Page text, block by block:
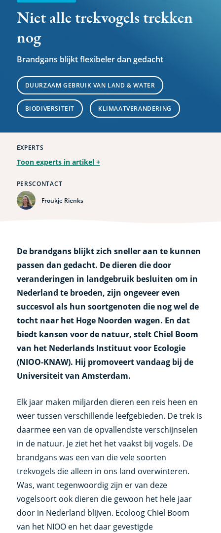
Niet alle trekvogels trekken
nog
Brandgans blijkt flexibeler dan gedacht
DUURZAAM GEBRUIK VAN LAND & WATER
BIODIVERSITEIT KLIMAATVERANDERING
EXPERTS
Toon experts in artikel +
PERSCONTACT
Froukje Rienks
De brandgans blijkt zich sneller aan te kunnen
passen dan gedacht. De dieren die door
veranderingen in landgebruik besluiten om in
Nederland te broeden, zijn ongeveer even
succesvol als hun soortgenoten die nog wel de
tocht naar het Hoge Noorden wagen. En dat
biedt kansen voor de natuur, stelt Chiel Boom
van het Nederlands Instituut voor Ecologie
(NIOO-KNAW). Hij promoveert vandaag bij de
Universiteit van Amsterdam.
Elk jaar maken miljarden dieren een reis heen en
weer tussen verschillende leefgebieden. De trek is
daarmee een van de opvallendste verschijnselen
in de natuur. Je ziet het het vaakst bij vogels. De
brandgans was een van die vele soorten
trekvogels die alleen in ons land overwinteren.
Was, want tegenwoordig zijn er van deze
vogelsoort ook dieren die gewoon het hele jaar
door in Nederland blijven. Ecoloog Chiel Boom
van het NIOO en het daar gevestigde